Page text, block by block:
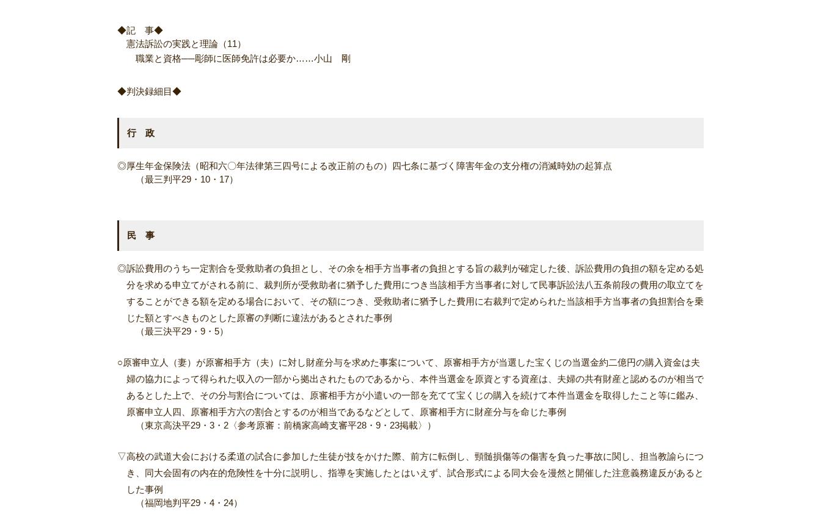
◆記 事◆
憲法訴訟の実践と理論（11）
職業と資格──彫師に医師免許は必要か……小山 剛
◆判決録細目◆
行 政
◎厚生年金保険法（昭和六〇年法律第三四号による改正前のもの）四七条に基づく障害年金の支分権の消滅時効の起算点
（最三判平29・10・17）
民 事
◎訴訟費用のうち一定割合を受救助者の負担とし、その余を相手方当事者の負担とする旨の裁判が確定した後、訴訟費用の負担の額を定める処
分を求める申立てがされる前に、裁判所が受救助者に猶予した費用につき当該相手方当事者に対して民事訴訟法八五条前段の費用の取立てを
することができる額を定める場合において、その額につき、受救助者に猶予した費用に右裁判で定められた当該相手方当事者の負担割合を乗
じた額とすべきものとした原審の判断に違法があるとされた事例
（最三決平29・9・5）
○原審申立人（妻）が原審相手方（夫）に対し財産分与を求めた事案について、原審相手方が当選した宝くじの当選金約二億円の購入資金は夫
婦の協力によって得られた収入の一部から拠出されたものであるから、本件当選金を原資とする資産は、夫婦の共有財産と認めるのが相当で
あるとした上で、その分与割合については、原審相手方が小遣いの一部を充てて宝くじの購入を続けて本件当選金を取得したこと等に鑑み、
原審申立人四、原審相手方六の割合とするのが相当であるなどとして、原審相手方に財産分与を命じた事例
（東京高決平29・3・2〈参考原審：前橋家高崎支審平28・9・23掲載〉）
▽高校の武道大会における柔道の試合に参加した生徒が技をかけた際、前方に転倒し、頸髄損傷等の傷害を負った事故に関し、担当教諭らにつ
き、同大会固有の内在的危険性を十分に説明し、指導を実施したとはいえず、試合形式による同大会を漫然と開催した注意義務違反があると
した事例
（福岡地判平29・4・24）